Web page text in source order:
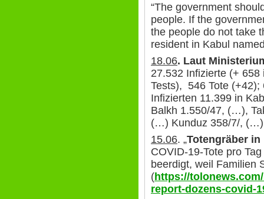
“The government
people. If the
the people do not take
resident in Kabul
18.06. Laut
27.532 Infizierte (+
Tests), 546 Tote
Infizierten 11.399 in
Balkh 1.550/47, (…),
(…) Kunduz 358/7/,
15.06. „Totengräber in
COVID-19-Tote pro
beerdigt, weil Familien
(https://
report-dozens-covid-